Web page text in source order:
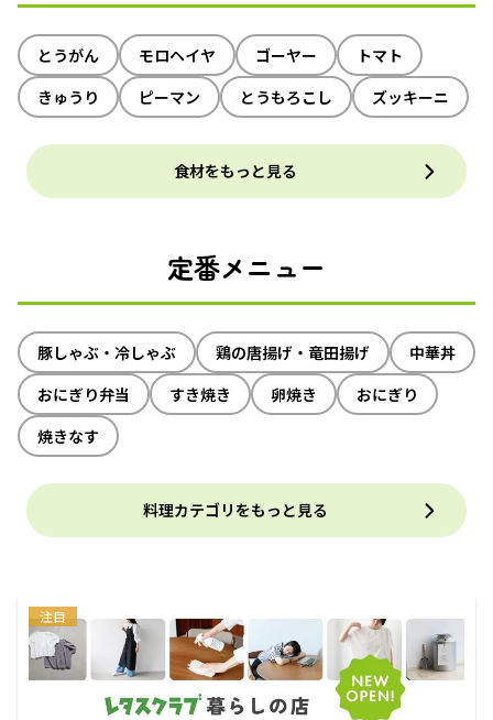
とうがん モロヘイヤ ゴーヤー
トマト
きゅうり
ピーマン とうもろこし ズッキーニ
食材をもっと見る
定番メニュー
豚しゃぶ・冷しゃぶ 鶏の唐揚げ・竜田揚げ
中華丼
おにぎり弁当
すき焼き 卵焼き
おにぎり
焼きなす
料理カテゴリをもっと見る
注目